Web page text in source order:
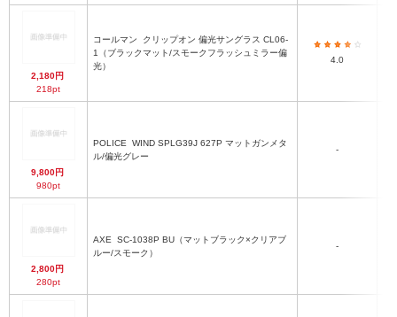
2,180円
218pt
コールマン
1（ブラックマット/スモークフラッシュミラー偏
光）
4.0
9,800円
980pt
POLICE
ル/偏光グレー
-
2,800円
280pt
AXE
ルー/スモーク）
-